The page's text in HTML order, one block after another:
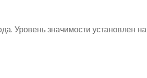
Уровень значимости установлен на